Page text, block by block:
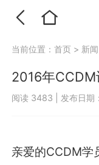
当前位置：首页 > 新闻
2016年
阅读 3483 发布日
亲爱的CCDM学